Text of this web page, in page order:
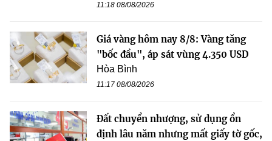
11:18 08/08/2026
Giá vàng hôm nay 8/8: Vàng tăng
"bốc đầu", áp sát vùng 4.350 USD
Hòa Bình
11:17 08/08/2026
Đất chuyển nhượng, sử dụng ổn
định lâu năm nhưng mất giấy tờ gốc,